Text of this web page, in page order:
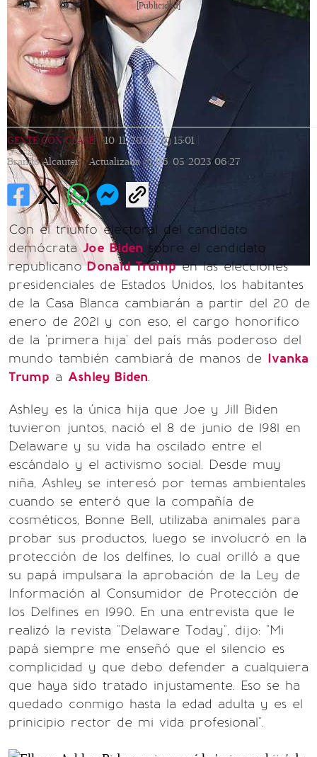
[Publicidad]
GENTE CON CLASE | 10/11/2020 | 15:01
Brando Alcauter | Actualizada 06/05/2023 06:27
Con el triunfo electoral del candidato
demócrataJoe Biden sobre el candidato
republicanoDonald Trumpen las elecciones
presidenciales de Estados Unidos, los habitantes
de la Casa Blanca cambiarán a partir del 20 de
enero de 2021 y con eso, el cargo honorifico
de la 'primera hija' del país más poderoso del
mundo también cambiará de manos de Ivanka
Trump a Ashley Biden.
Ashley es la única hija que Joe y Jill Biden
tuvieron juntos, nació el 8 de junio de 1981 en
Delaware y su vida ha oscilado entre el
escándalo y el activismo social. Desde muy
niña, Ashley se interesó por temas ambientales
cuando se enteró que la compañía de
cosméticos, Bonne Bell, utilizaba animales para
probar sus productos, luego se involucró en la
protección de los delfines, lo cual orilló a que
su papá impulsara la aprobación de la Ley de
Información al Consumidor de Protección de
los Delfines en 1990. En una entrevista que le
realizó la revista "Delaware Today", dijo: "Mi
papá siempre me enseñó que el silencio es
complicidad y que debo defender a cualquiera
que haya sido tratado injustamente. Eso se ha
quedado conmigo hasta la edad adulta y es el
prinicipio rector de mi vida profesional".